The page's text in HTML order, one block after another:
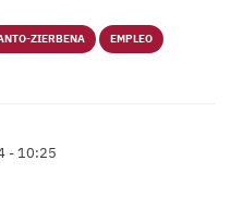
ZIERBENA EMPLEO
- 10:25